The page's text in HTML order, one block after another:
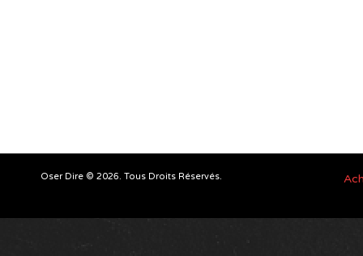
Oser Dire © 2026. Tous Droits Réservés.